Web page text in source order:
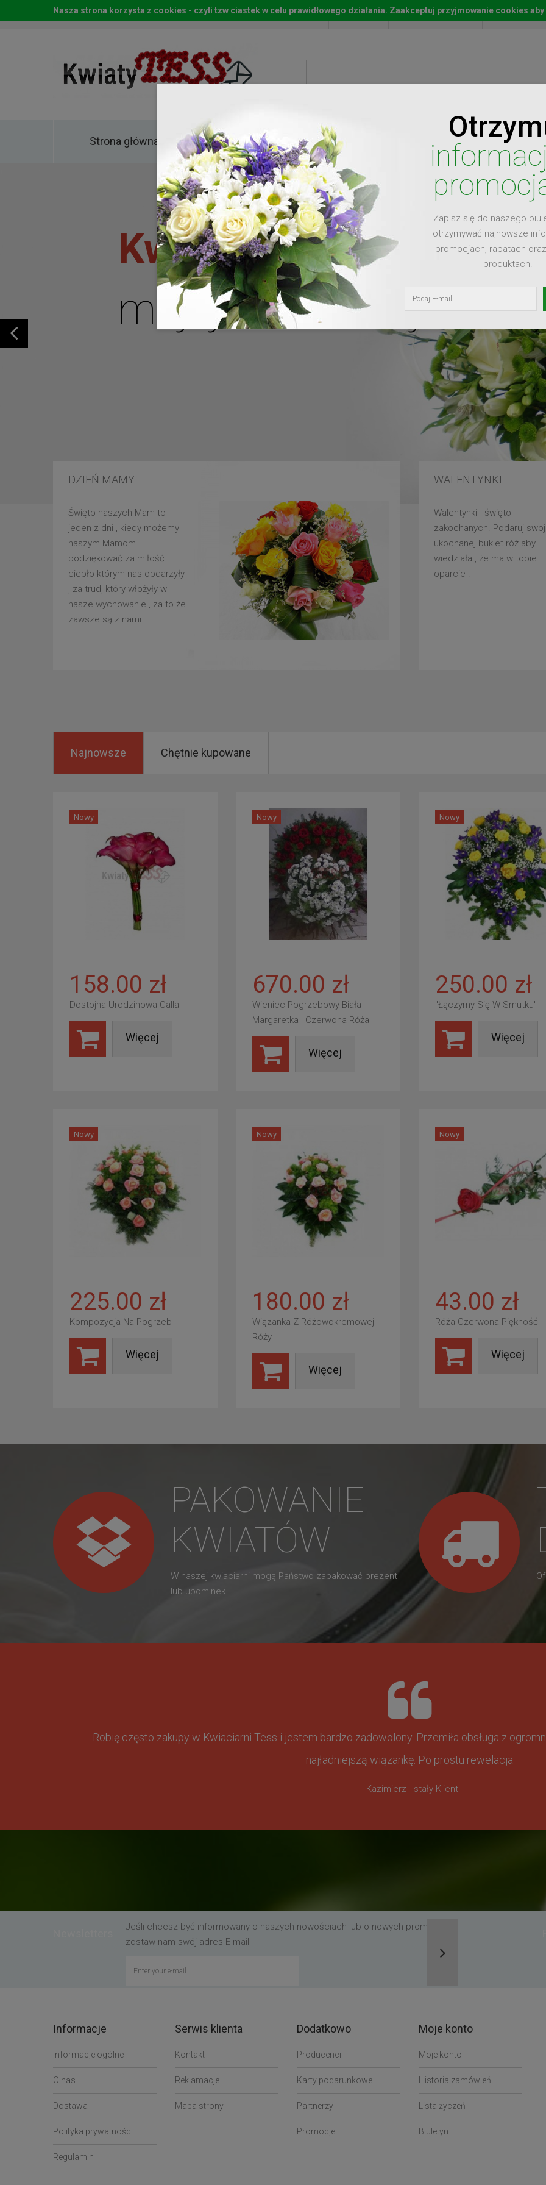
Start Moje konto Lista
Strona główna Kwiaty
Kwiaty dla
mojej ukochanej
DZIEŃ MAMY
Święto naszych Mam to
jeden z dni , kiedy możemy
naszym Mamom
podziękować za miłość i
ciepło którym nas obdarzyły
, za trud, który włożyły w
nasze wychowanie , za to że
zawsze są z nami .
WALENTYNKI
Walentynki - święto
zakochanych. Podaruj
ukochanej bukiet róż aby
wiedziała , że ma w tobie
oparcie .
Zapisz się do naszego
otrzymywać najnowsze
promocjach, rabatach
produktach.
Najnowsze Chętnie kupowane
Nowy
158.00 zł
Dostojna Urodzinowa Calla
Więcej
Nowy
670.00 zł
Wieniec Pogrzebowy Biała
Margaretka I Czerwona Róża
Więcej
Nowy
250.00 zł
"Łączymy Się W Smutku"
Więcej
Nowy
225.00 zł
Kompozycja Na Pogrzeb
Więcej
Nowy
180.00 zł
Wiązanka Z Różowokremowej
Róży
Więcej
Nowy
43.00 zł
Róża Czerwona Piękność
Więcej
PAKOWANIE
KWIATÓW
W naszej kwiaciarni mogą Państwo zapakować prezent
lub upominek.
Robię często zakupy w Kwiaciarni Tess i jestem bardzo zadowolony. Przemiła obsługa z
najładniejszą wiązankę. Po prostu rewelacja
- Kazimierz - stały Klient
Jeśli chcesz być informowany o naszych nowościach lub o nowych promocjach,
zostaw nam swój adres E-mail
Nasza strona korzysta z cookies - czyli tzw ciastek w celu prawidłowego działania. Zaakceptuj przyjmowanie cookies
Informacje
Informacje ogólne
O nas
Dostawa
Polityka prywatności
Regulamin
Serwis klienta
Kontakt
Reklamacje
Mapa strony
Dodatkowo
Producenci
Karty podarunkowe
Partnerzy
Promocje
Moje konto
Moje konto
Historia zamówień
Lista życzeń
Biuletyn